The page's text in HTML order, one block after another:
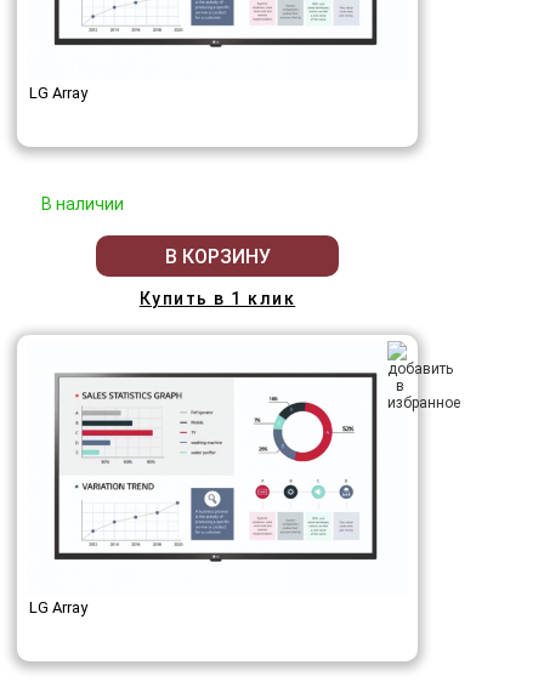
LG Array
В наличии
В КОРЗИНУ
Купить в 1 клик
LG Array